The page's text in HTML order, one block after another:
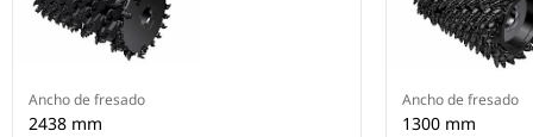
Ancho de fresado
2438 mm
Ancho de fresado
1300 mm